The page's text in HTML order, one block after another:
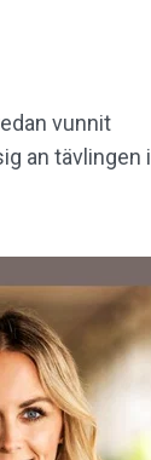
vunnit
an tävlingen i